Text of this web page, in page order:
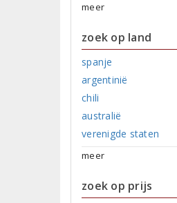
meer
zoek op land
spanje
argentinië
chili
australië
verenigde staten
meer
zoek op prijs